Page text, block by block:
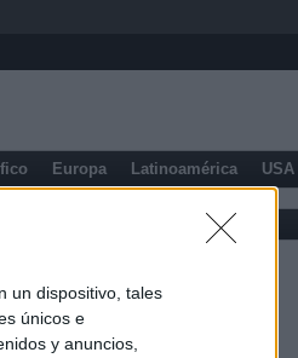
un dispositivo, tales
únicos e
y anuncios,
Europa Latinoamérica USA